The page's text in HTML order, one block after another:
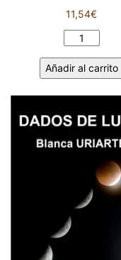
11,54€
MÁS
PALABRAS.
MELGAREJO
cantidad
Añadir al carrito